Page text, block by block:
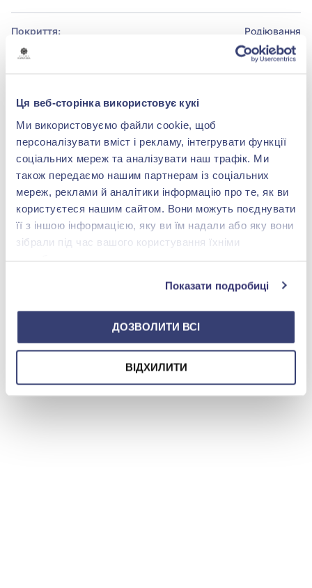
Ця веб-сторінка використовує кукі
Ми використовуємо файли cookie, щоб
персоналізувати вміст і рекламу, інтегрувати функції
соціальних мереж та аналізувати наш трафік. Ми
також передаємо нашим партнерам із соціальних
мереж, реклами й аналітики інформацію про те, як ви
користуєтеся нашим сайтом. Вони можуть поєднувати
її з іншою інформацією, яку ви їм надали або яку вони
зібрали під час вашого користування їхніми
Показати подробиці
ДОЗВОЛИТИ ВСІ
ВІДХИЛИТИ
Покриття: Родіювання
БРЕНДОВЕ ПАКУВАННЯ
Детальніше
shop@zolotakoroleva.ua